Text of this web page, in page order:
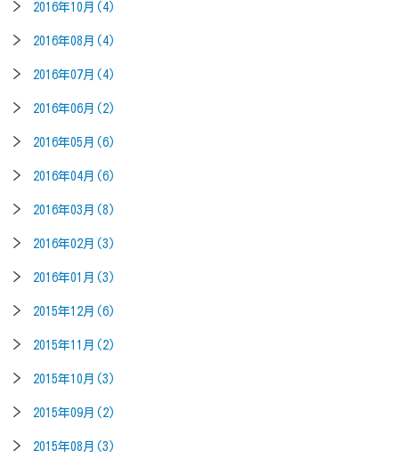
2016年10月(4)
2016年08月(4)
2016年07月(4)
2016年06月(2)
2016年05月(6)
2016年04月(6)
2016年03月(8)
2016年02月(3)
2016年01月(3)
2015年12月(6)
2015年11月(2)
2015年10月(3)
2015年09月(2)
2015年08月(3)